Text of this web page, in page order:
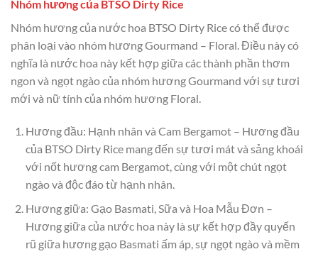
Nhóm hương của BTSO Dirty Rice
Nhóm hương của nước hoa BTSO Dirty Rice có thể được
phân loại vào nhóm hương Gourmand – Floral. Điều này có
nghĩa là nước hoa này kết hợp giữa các thành phần thơm
ngon và ngọt ngào của nhóm hương Gourmand với sự tươi
mới và nữ tính của nhóm hương Floral.
Hương đầu: Hạnh nhân và Cam Bergamot – Hương đầu
của BTSO Dirty Rice mang đến sự tươi mát và sảng khoái
với nốt hương cam Bergamot, cùng với một chút ngọt
ngào và độc đáo từ hạnh nhân.
Hương giữa: Gạo Basmati, Sữa và Hoa Mẫu Đơn –
Hương giữa của nước hoa này là sự kết hợp đầy quyến
rũ giữa hương gạo Basmati ấm áp, sự ngọt ngào và mềm